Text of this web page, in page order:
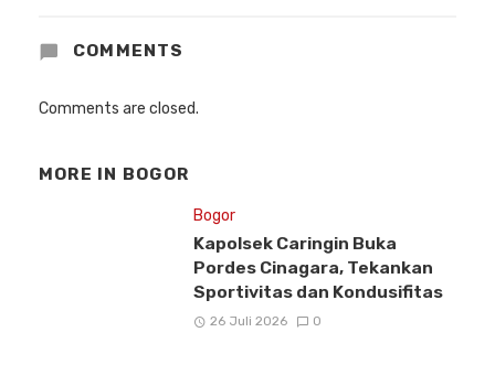
COMMENTS
Comments are closed.
MORE IN BOGOR
Bogor
Kapolsek Caringin Buka
Pordes Cinagara, Tekankan
Sportivitas dan Kondusifitas
26 Juli 2026 0